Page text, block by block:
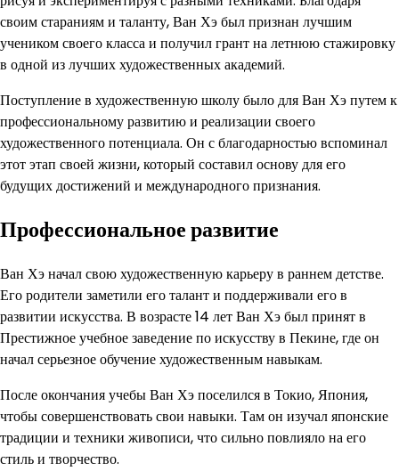
своим стараниям и таланту, Ван Хэ был признан лучшим
учеником своего класса и получил грант на летнюю стажировку
в одной из лучших художественных академий.
Поступление в художественную школу было для Ван Хэ путем к
профессиональному развитию и реализации своего
художественного потенциала. Он с благодарностью вспоминал
этот этап своей жизни, который составил основу для его
будущих достижений и международного признания.
Профессиональное развитие
Ван Хэ начал свою художественную карьеру в раннем детстве.
Его родители заметили его талант и поддерживали его в
развитии искусства. В возрасте 14 лет Ван Хэ был принят в
Престижное учебное заведение по искусству в Пекине, где он
начал серьезное обучение художественным навыкам.
После окончания учебы Ван Хэ поселился в Токио, Япония,
чтобы совершенствовать свои навыки. Там он изучал японские
традиции и техники живописи, что сильно повлияло на его
стиль и творчество.